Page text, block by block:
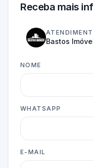
Receba mais
Bastos
NOME
WHATSAPP
E-MAIL